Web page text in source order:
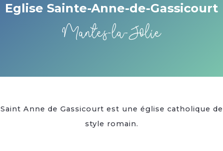
Eglise Sainte-Anne-de-Gassicourt
Mantes-la-Jolie
Saint Anne de Gassicourt est une église catholique de
style romain.